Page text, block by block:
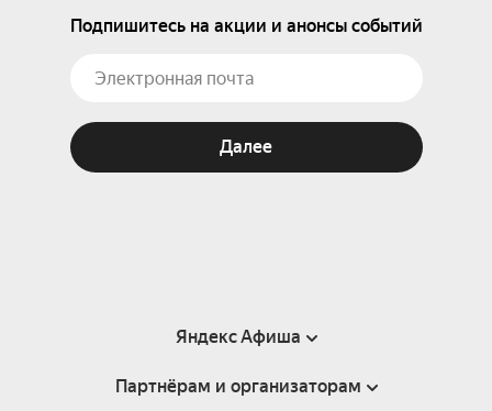
Подпишитесь на акции и анонсы событий
Далее
Яндекс Афиша
Справка
Партнёрам и организаторам